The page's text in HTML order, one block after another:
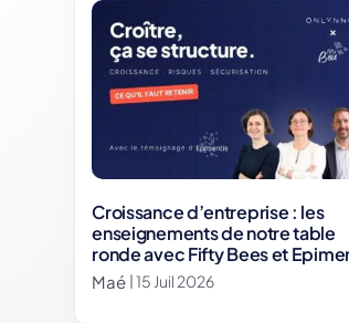
Croissance d’entreprise : les
enseignements de notre table
ronde avec Fifty Bees et
Maé | 15 Juil 2026